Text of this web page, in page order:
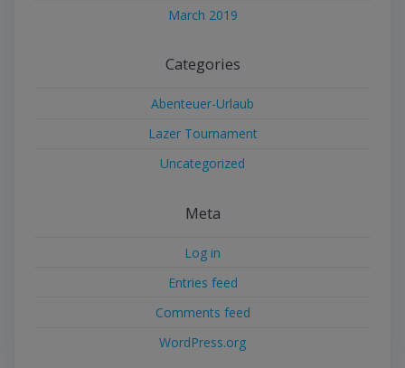
March 2019
Categories
Abenteuer-Urlaub
Lazer Tournament
Uncategorized
Meta
Log in
Entries feed
Comments feed
WordPress.org